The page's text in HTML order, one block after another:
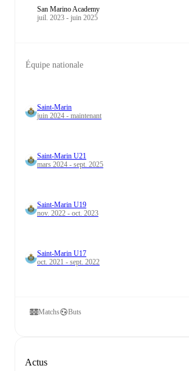
San Marino Academy
juil. 2023 - juin 2025
Équipe nationale
Saint-Marin
juin 2024 - maintenant
Saint-Marin U21
mars 2024 - sept. 2025
Saint-Marin U19
nov. 2022 - oct. 2023
Saint-Marin U17
oct. 2021 - sept. 2022
Matchs Buts
Actus